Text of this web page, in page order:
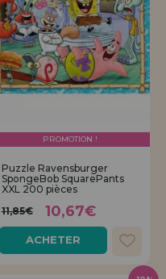
PROMOTION !
Puzzle Ravensburger
SpongeBob SquarePants
XXL 200 pièces
11,85€
10,67€
ACHETER